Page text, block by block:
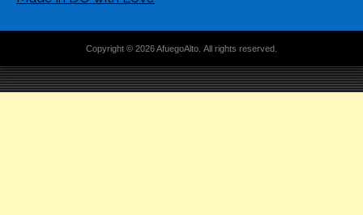
Copyright © 2026 AfuegoAlto. All rights reserved.